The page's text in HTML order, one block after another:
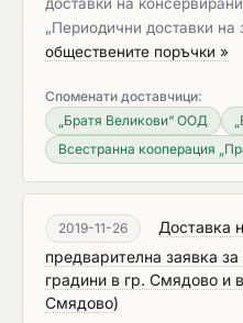
„Периодични доставки на
обществените поръчки »
Споменати доставчици:
„Братя Великови“ ООД
Всестранна кооперация
2019-11-26
Доставка
предварителна заявка
градини в гр. Смядово и
Смядово)